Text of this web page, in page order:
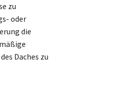
zu
oder
die
Daches zu